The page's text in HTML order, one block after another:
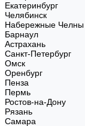
Екатеринбург
Челябинск
Набережные Челны
Барнаул
Астрахань
Санкт-Петербург
Омск
Оренбург
Пенза
Пермь
Ростов-на-Дону
Рязань
Самара